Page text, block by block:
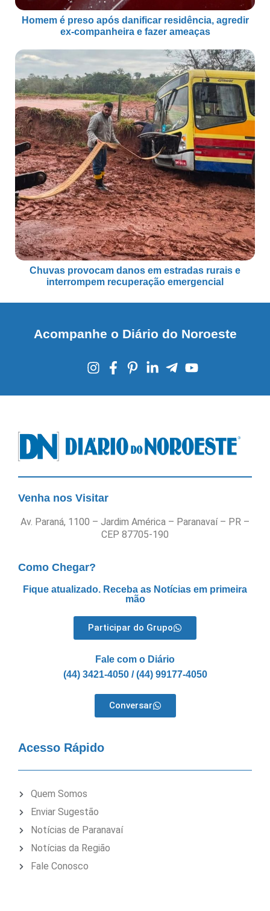
Homem é preso após danificar residência, agredir
ex-companheira e fazer ameaças
Chuvas provocam danos em estradas rurais e
interrompem recuperação emergencial
Acompanhe o Diário do Noroeste
Venha nos Visitar
Av. Paraná, 1100 – Jardim América – Paranavaí – PR –
CEP 87705-190
Como Chegar?
Fique atualizado. Receba as Notícias em primeira
mão
Participar do Grupo
Fale com o Diário
(44) 3421-4050 / (44) 99177-4050
Conversar
Acesso Rápido
Quem Somos
Enviar Sugestão
Notícias de Paranavaí
Notícias da Região
Fale Conosco